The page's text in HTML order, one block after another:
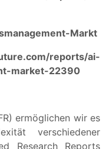
Markt
reports/ai-
market-22390
ermöglichen wir es
verschiedener
Research Reports